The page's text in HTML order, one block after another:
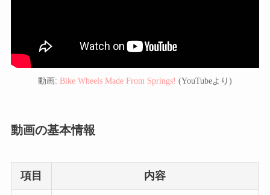
動画: Bike Wheels Made From Springs! (YouTubeより)
動画の基本情報
項目 内容